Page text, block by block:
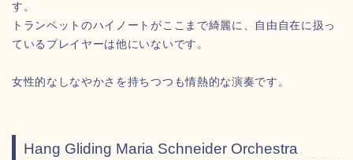
す。
トランペットのハイノートがここまで綺麗に、自由自在に扱っ
ているプレイヤーは他にいないです。
女性的なしなやかさを持ちつつも情熱的な演奏です。
Hang Gliding Maria Schneider Orchestra